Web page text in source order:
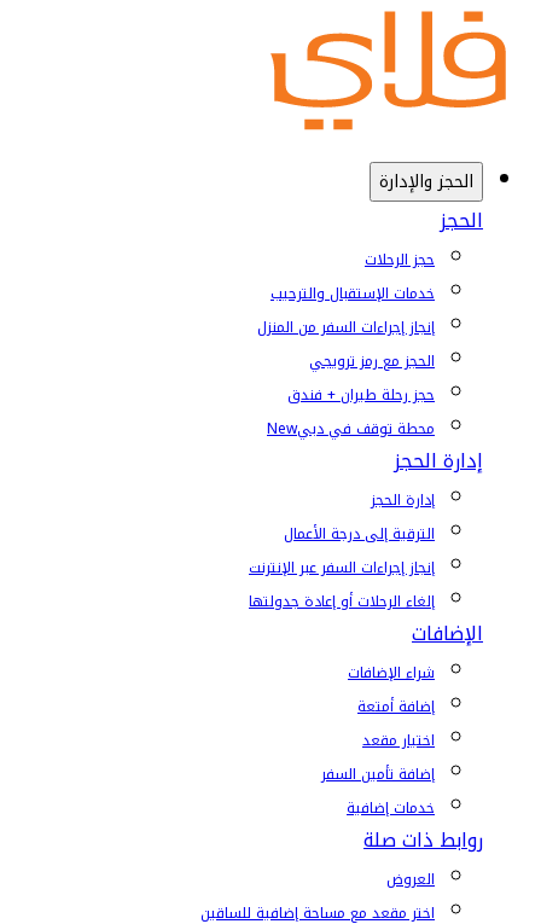
الحجز والإدارة
الحجز
حجز الرحلات
خدمات الإستقبال والترحيب
إنجاز إجراءات السفر من المنزل
الحجز مع رمز ترويجي
حجز رحلة طيران + فندق
محطة توقف في دبيNew
إدارة الحجز
إدارة الحجز
الترقية إلى درجة الأعمال
إنجاز إجراءات السفر عبر الإنترنت
إلغاء الرحلات أو إعادة جدولتها
الإضافات
شراء الإضافات
إضافة أمتعة
اختيار مقعد
إضافة تأمين السفر
خدمات إضافية
روابط ذات صلة
العروض
اختر مقعد مع مساحة إضافية للساقين